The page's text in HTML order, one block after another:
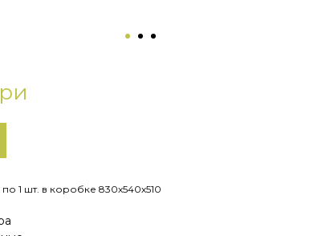
1 шт. в коробке 830х540х510